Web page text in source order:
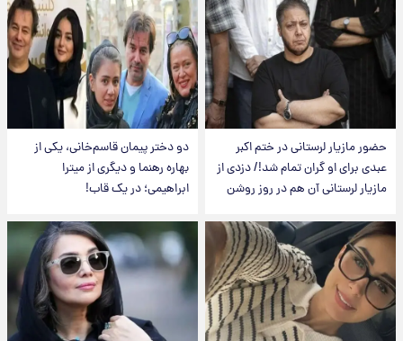
حضور مازیار لرستانی در ختم اکبر
عبدی برای او گران تمام شد!/ دزدی از
مازیار لرستانی آن هم در روز روشن
دو دختر پیمان قاسم‌خانی، یکی از
بهاره رهنما و دیگری از میترا
ابراهیمی؛ در یک قاب!